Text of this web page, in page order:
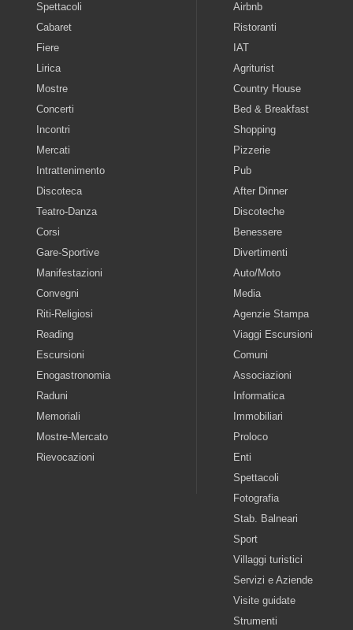
Spettacoli
Cabaret
Fiere
Lirica
Mostre
Concerti
Incontri
Mercati
Intrattenimento
Discoteca
Teatro-Danza
Corsi
Gare-Sportive
Manifestazioni
Convegni
Riti-Religiosi
Reading
Escursioni
Enogastronomia
Raduni
Memoriali
Mostre-Mercato
Rievocazioni
Airbnb
Ristoranti
IAT
Agriturist
Country House
Bed & Breakfast
Shopping
Pizzerie
Pub
After Dinner
Discoteche
Benessere
Divertimenti
Auto/Moto
Media
Agenzie Stampa
Viaggi Escursioni
Comuni
Associazioni
Informatica
Immobiliari
Proloco
Enti
Spettacoli
Fotografia
Stab. Balneari
Sport
Villaggi turistici
Servizi e Aziende
Visite guidate
Strumenti